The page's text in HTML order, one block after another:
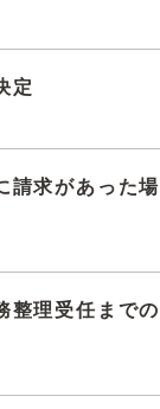
定
請求があった場
整理受任までの